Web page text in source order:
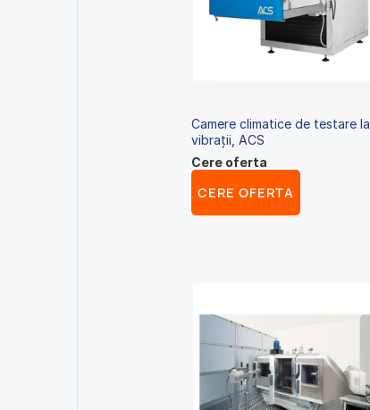
Camere climatice de testare la
vibrații, ACS
Cere oferta
CERE OFERTA